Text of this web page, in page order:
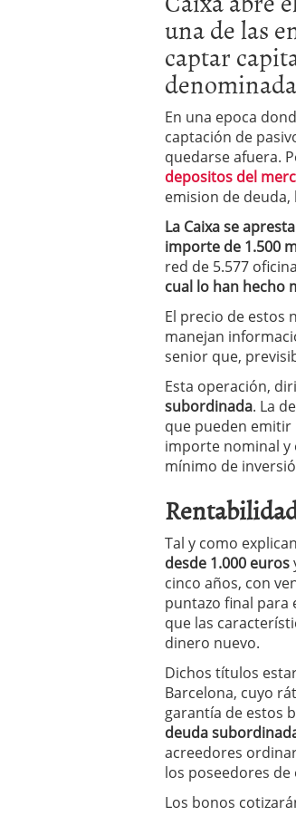
Los
de
una de las
captar
En una epoca
captación de
quedarse afuera.
depositos del
emision de deuda,
La Caixa se
importe de 1.500
red de 5.577
cual lo han hecho
El precio de estos
manejan
senior que,
Esta operación,
subordinada. La
que pueden emitir
importe nominal y
mínimo de
Tal y como
desde 1.000 euros
cinco años, con
puntazo final para
que las
dinero nuevo.
Dichos títulos
Barcelona, cuyo
garantía de estos
deuda
acreedores
los poseedores
Los bonos